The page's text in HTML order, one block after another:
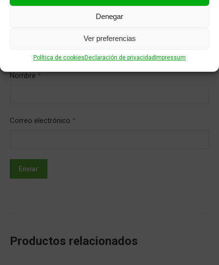
Denegar
Ver preferencias
Política de cookiesDeclaración de privacidadImpressum
Nombre *
Correo electrónico *
Productos relacionados